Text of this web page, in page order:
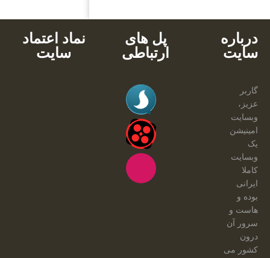
درباره
سایت
پل های
ارتباطی
نماد اعتماد
سایت
گاربر
عزیز،
وبسایت
امینیشن
یک
وبسایت
کاملا
ایرانی
بوده و
هاست و
سرور آن
درون
کشور می